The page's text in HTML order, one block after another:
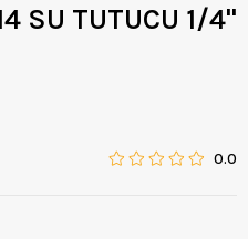
SU TUTUCU 1/4''
0.0